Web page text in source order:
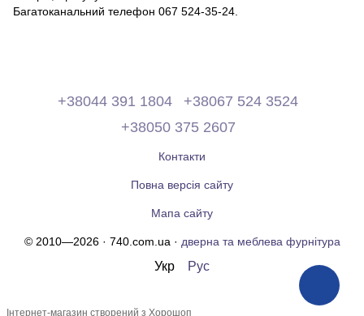
Багатоканальний телефон 067 524-35-24.
+38044 391 1804
+38067 524 3524
+38050 375 2607
Контакти
Повна версія сайту
Мапа сайту
© 2010—2026 · 740.com.ua · дверна та меблева фурнітура
Укр Рус
Інтернет-магазин створений з Хорошоп